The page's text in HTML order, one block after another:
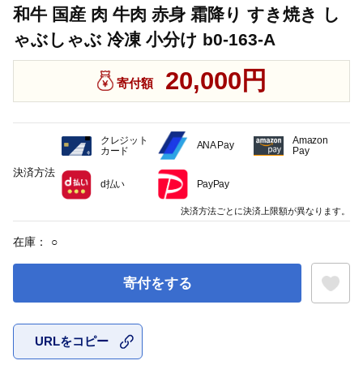
和牛 国産 肉 牛肉 赤身 霜降り すき焼き し
ゃぶしゃぶ 冷凍 小分け b0-163-A
寄付額 20,000円
在庫： ○
寄付をする
URLをコピー
決済方法
クレジット
カード
ANA Pay
Amazon
Pay
d払い PayPay
決済方法ごとに決済上限額が異なります。